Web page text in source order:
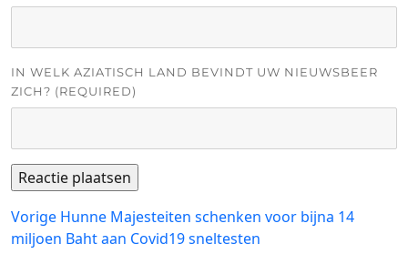
IN WELK AZIATISCH LAND BEVINDT UW NIEUWSBEER
ZICH? (REQUIRED)
Bericht
navigatie
Vorige Vorig
bericht:
Hunne Majesteiten schenken voor bijna 14
miljoen Baht aan Covid19 sneltesten